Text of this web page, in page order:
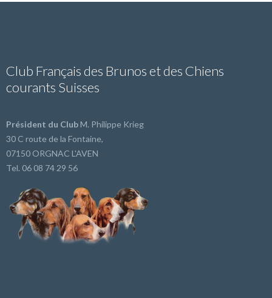
Club Français des Brunos et des Chiens
courants Suisses
Président du ClubM. Philippe Krieg
30 C route de la Fontaine,
07150 ORGNAC L'AVEN
Tel. 06 08 74 29 56